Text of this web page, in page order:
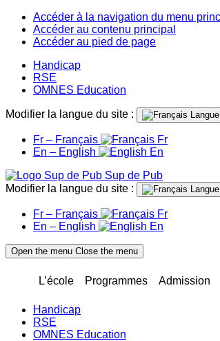
Accéder à la navigation du menu
Accéder au contenu principal
Accéder au pied de page
Handicap
RSE
OMNES Education
Modifier la langue du site :
Fr – Français
Fr
En – English
En
Sup de Pub
Modifier la langue du site :
Fr – Français
Fr
En – English
En
Open the menu Close the menu
L’école Programmes Admission
Handicap
RSE
OMNES Education